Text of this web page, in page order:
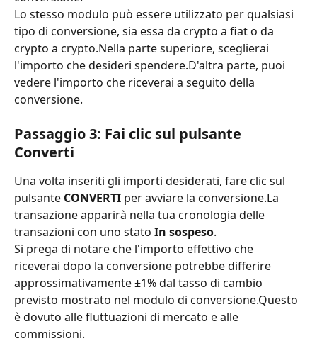
Lo stesso modulo può essere utilizzato per qualsiasi
tipo di conversione, sia essa da crypto a fiat o da
crypto a crypto.Nella parte superiore, sceglierai
l'importo che desideri spendere.D'altra parte, puoi
vedere l'importo che riceverai a seguito della
conversione.
Passaggio 3: Fai clic sul pulsante
Converti
Una volta inseriti gli importi desiderati, fare clic sul
pulsante CONVERTI per avviare la conversione.La
transazione apparirà nella tua cronologia delle
transazioni con uno stato In sospeso.
Si prega di notare che l'importo effettivo che
riceverai dopo la conversione potrebbe differire
approssimativamente ±1% dal tasso di cambio
previsto mostrato nel modulo di conversione.Questo
è dovuto alle fluttuazioni di mercato e alle
commissioni.